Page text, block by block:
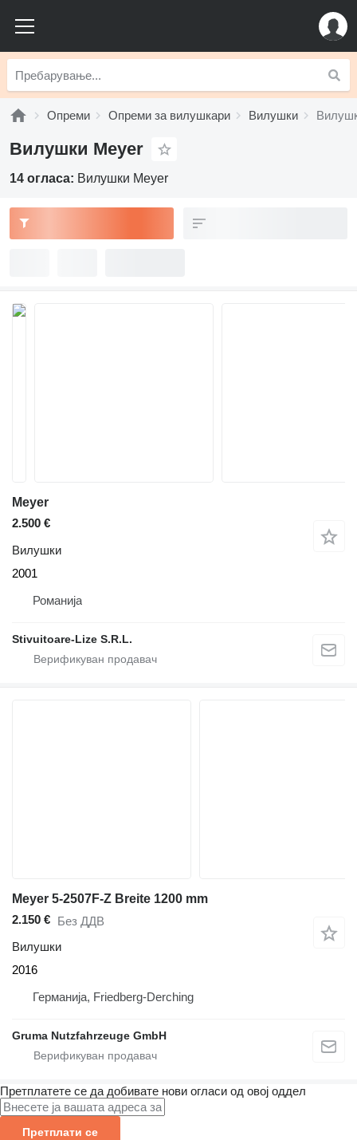
Опреми Опреми за вилушкари Вилушки
Вилушки Meyer
14 огласа: Вилушки Meyer
Meyer
2.500 €
Вилушки
2001
Романија
Stivuitoare-Lize S.R.L.
Meyer 5-2507F-Z Breite 1200 mm
2.150 € Без ДДВ
Вилушки
2016
Германија, Friedberg-Derching
Gruma Nutzfahrzeuge GmbH
Претплатете се да добивате нови огласи од овој оддел
Претплати се